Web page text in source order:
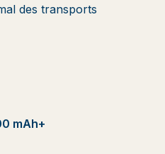
des transports
mAh+